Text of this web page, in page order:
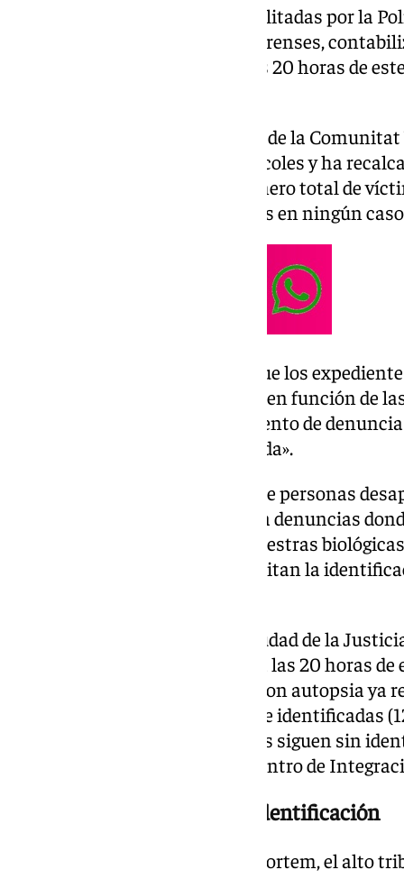
Las oficinas ‘ante mortem’ habilitadas por la
en colaboración con médicos forenses,
denuncias de desaparición a las 20 horas de
El Tribunal Superior de Justicia de la
actualizado las cifras este miércoles y ha
desapariciones activas y el número total de
por lo que no deben ser sumados en ningún
En este sentido, ha apuntado que los
«pueden aumentar o descender en función de
fallecidos existentes, el incremento de
localización de personas con vida».
Los expedientes ante mortem de personas
corresponden exclusivamente a denuncias
diferentes datos y facilitado muestras
oficinas ante mortem que permitan la
Por su parte, la morgue de la Ciudad de la
que se produjo la DANA, y hasta las 20 horas
víctimas mortales, todas ellas con autopsia ya
personas, 145 están plenamente identificadas
ADN); mientras que 54 personas siguen sin
actualización de cifras por el Centro de
Piden información para la identificación
En cuanto a las oficinas ante mortem, el alto